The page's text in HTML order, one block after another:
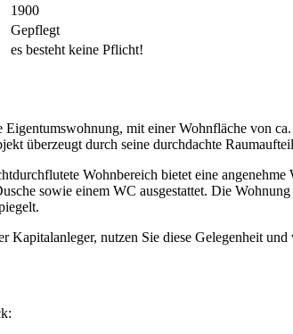
1900
Gepflegt
es besteht keine Pflicht!
Eigentumswohnung, mit einer Wohnfläche von
überzeugt durch seine durchdachte
Wohnbereich bietet eine
sowie einem WC ausgestattet. Die
Kapitalanleger, nutzen Sie diese Gelegenheit